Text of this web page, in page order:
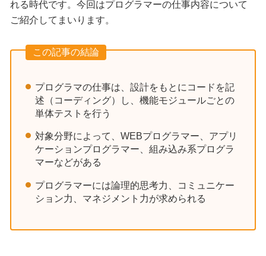
れる時代です。今回はプログラマーの仕事内容について
ご紹介してまいります。
この記事の結論
プログラマの仕事は、設計をもとにコードを記
述（コーディング）し、機能モジュールごとの
単体テストを行う
対象分野によって、WEBプログラマー、アプリ
ケーションプログラマー、組み込み系プログラ
マーなどがある
プログラマーには論理的思考力、コミュニケー
ション力、マネジメント力が求められる